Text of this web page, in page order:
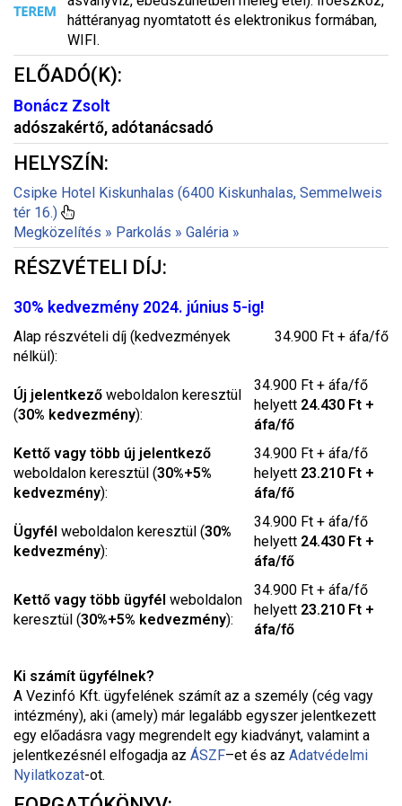
háttéranyag nyomtatott és elektronikus formában,
WIFI.
ELŐADÓ(K):
Bonácz Zsolt
adószakértő, adótanácsadó
HELYSZÍN:
Csipke Hotel Kiskunhalas (6400 Kiskunhalas, Semmelweis
tér 16.)
Megközelítés » Parkolás » Galéria »
RÉSZVÉTELI DÍJ:
30% kedvezmény 2024. június 5-ig!
Alap részvételi díj (kedvezmények
nélkül):
34.900 Ft + áfa/fő
Új jelentkező weboldalon keresztül
(30% kedvezmény):
34.900 Ft + áfa/fő
helyett 24.430 Ft +
áfa/fő
Kettő vagy több új jelentkező
weboldalon keresztül (30%+5%
kedvezmény):
34.900 Ft + áfa/fő
helyett 23.210 Ft +
áfa/fő
Ügyfél weboldalon keresztül (30%
kedvezmény):
34.900 Ft + áfa/fő
helyett 24.430 Ft +
áfa/fő
Kettő vagy több ügyfél weboldalon
keresztül (30%+5% kedvezmény):
34.900 Ft + áfa/fő
helyett 23.210 Ft +
áfa/fő
Ki számít ügyfélnek?
A Vezinfó Kft. ügyfelének számít az a személy (cég vagy
intézmény), aki (amely) már legalább egyszer jelentkezett
egy előadásra vagy megrendelt egy kiadványt, valamint a
jelentkezésnél elfogadja az ÁSZF–et és az Adatvédelmi
Nyilatkozat-ot.